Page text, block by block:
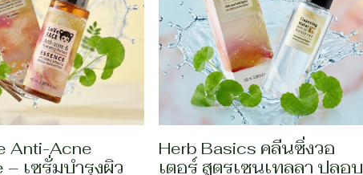
Anti-Acne
– เซรั่มบำรุงผิว
Herb Basics คลีนซิ่งวอ
เตอร์ สูตรเซนเทลลา ปลอบ